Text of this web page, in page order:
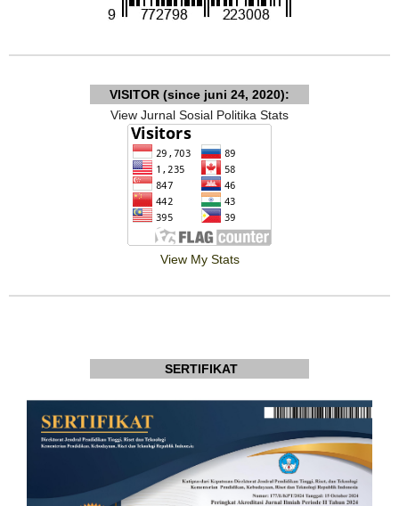
VISITOR (since juni 24, 2020):
View Jurnal Sosial Politika Stats
View My Stats
SERTIFIKAT